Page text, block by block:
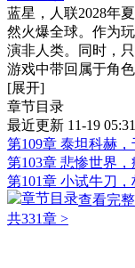
蓝星，人联2028年
然火爆全球。作为
演非人类。同时，
游戏中带回属于角
[展开]
章节目录
最近更新 11-19
第109章 泰坦科赫
第103章 悲惨世界
第101章 小试牛刀
查看完
共331章 >